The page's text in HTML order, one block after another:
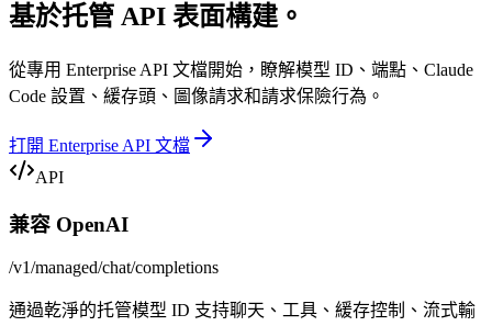
基於托管 API 表面構建。
從專用 Enterprise API 文檔開始，瞭解模型 ID、端點、Claude
Code 設置、緩存頭、圖像請求和請求保險行為。
打開 Enterprise API 文檔
API
兼容 OpenAI
/v1/managed/chat/completions
通過乾淨的托管模型 ID 支持聊天、工具、緩存控制、流式輸